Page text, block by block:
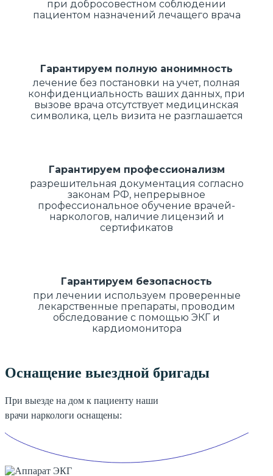
при добросовестном соблюдении
пациентом назначений лечащего врача
Гарантируем полную анонимность
лечение без постановки на учет, полная
конфиденциальность ваших данных, при
вызове врача отсутствует медицинская
символика, цель визита не разглашается
Гарантируем профессионализм
разрешительная документация согласно
законам РФ, непрерывное
профессиональное обучение врачей-
наркологов, наличие лицензий и
сертификатов
Гарантируем безопасность
при лечении используем проверенные
лекарственные препараты, проводим
обследование с помощью ЭКГ и
кардиомонитора
Оснащение выездной бригады
При выезде на дом к пациенту наши
врачи наркологи оснащены: